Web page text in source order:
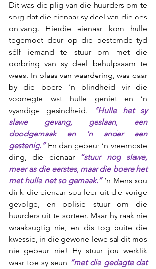
Dit was die plig van die huurders om te
sorg dat die eienaar sy deel van die oes
ontvang. Hierdie eienaar kom hulle
tegemoet deur op die bestemde tyd
sélf iemand te stuur om met die
oorbring van sy deel behulpsaam te
wees. In plaas van waardering, was daar
by die boere ’n blindheid vir die
voorregte wat hulle geniet en ’n
vyandige gesindheid.
“Hulle het sy
slawe gevang, geslaan, een
doodgemaak en ‘n ander een
gestenig.” En dan gebeur ‘n vreemdste
ding, die eienaar
“stuur nog slawe,
meer as die eerstes, maar die boere het
met hulle net so gemaak.” ‘n Mens sou
dink die eienaar sou leer uit die vorige
gevolge, en polisie stuur om die
huurders uit te sorteer. Maar hy raak nie
wraaksugtig nie, en dis tog buite die
kwessie, in die gewone lewe sal dit mos
nie gebeur nie! Hy stuur jou werklik
waar toe sy seun “met die gedagte dat